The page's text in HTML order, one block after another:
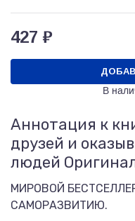
427 ₽
В
Аннотация к
друзей и
людей
МИРОВОЙ
САМОРАЗВИТИЮ.